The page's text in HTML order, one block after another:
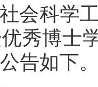
会科学
秀博士
告如下